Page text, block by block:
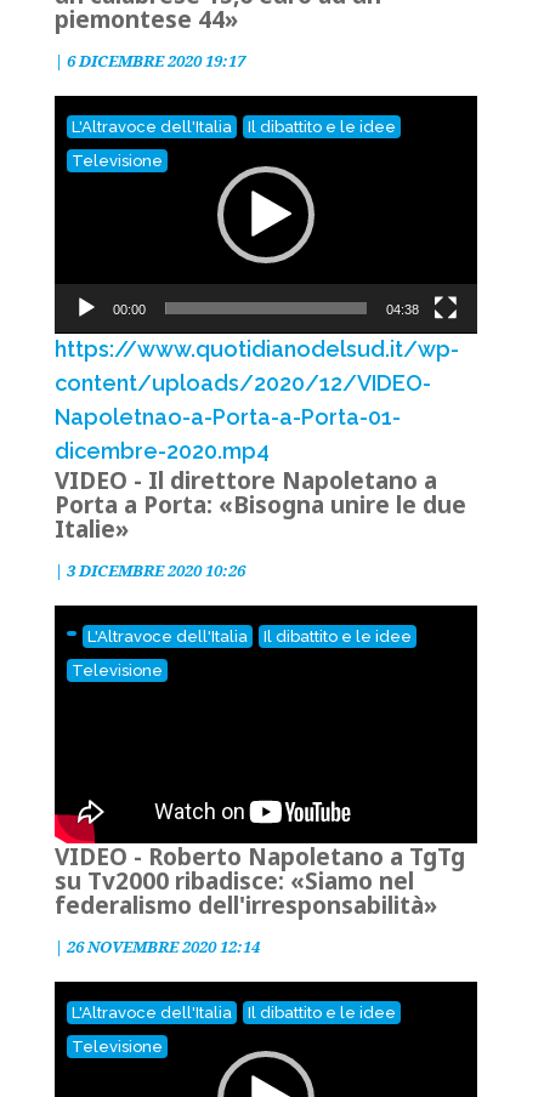
piemontese 44»
| 6 DICEMBRE 2020 19:17
Video
Player
00:00 04:38
https://www.quotidianodelsud.it/wp-
content/uploads/2020/12/VIDEO-
Napoletnao-a-Porta-a-Porta-01-
dicembre-2020.mp4
L'Altravoce dell'Italia
Il dibattito e le idee
Televisione
VIDEO - Il direttore Napoletano a
Porta a Porta: «Bisogna unire le due
Italie»
| 3 DICEMBRE 2020 10:26
L'Altravoce dell'Italia
Il dibattito e le idee
Televisione
VIDEO - Roberto Napoletano a TgTg
su Tv2000 ribadisce: «Siamo nel
federalismo dell'irresponsabilità»
| 26 NOVEMBRE 2020 12:14
Video
Player
L'Altravoce dell'Italia
Il dibattito e le idee
Televisione